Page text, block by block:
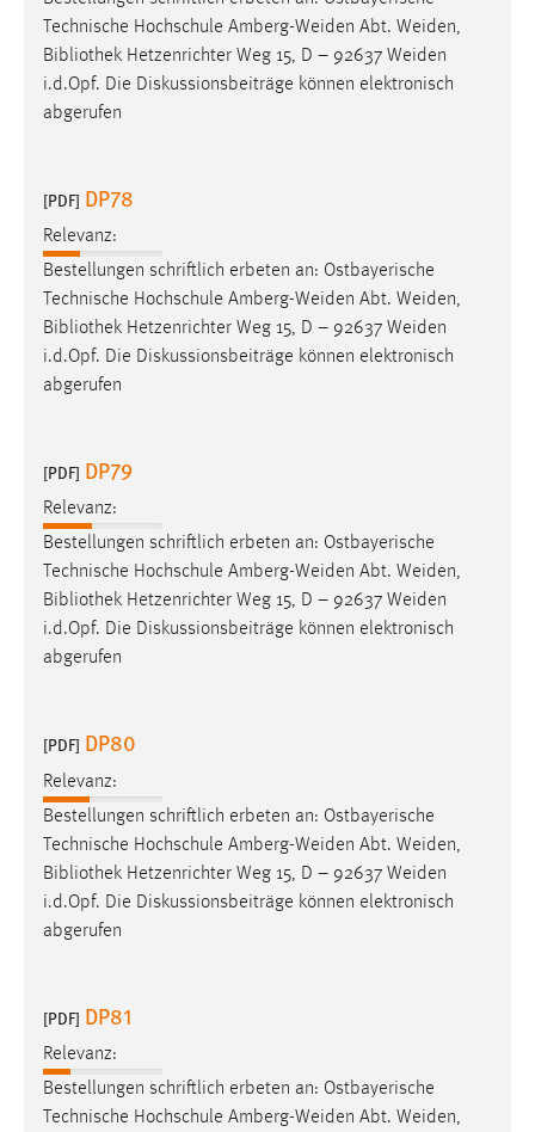
Technische Hochschule Amberg-Weiden Abt. Weiden,
Bibliothek Hetzenrichter Weg 15, D – 92637 Weiden
i.d.Opf. Die Diskussionsbeiträge können elektronisch
abgerufen
[PDF] DP78
Relevanz:
Bestellungen schriftlich erbeten an: Ostbayerische
Technische Hochschule Amberg-Weiden Abt. Weiden,
Bibliothek Hetzenrichter Weg 15, D – 92637 Weiden
i.d.Opf. Die Diskussionsbeiträge können elektronisch
abgerufen
[PDF] DP79
Relevanz:
Bestellungen schriftlich erbeten an: Ostbayerische
Technische Hochschule Amberg-Weiden Abt. Weiden,
Bibliothek Hetzenrichter Weg 15, D – 92637 Weiden
i.d.Opf. Die Diskussionsbeiträge können elektronisch
abgerufen
[PDF] DP80
Relevanz:
Bestellungen schriftlich erbeten an: Ostbayerische
Technische Hochschule Amberg-Weiden Abt. Weiden,
Bibliothek Hetzenrichter Weg 15, D – 92637 Weiden
i.d.Opf. Die Diskussionsbeiträge können elektronisch
abgerufen
[PDF] DP81
Relevanz:
Bestellungen schriftlich erbeten an: Ostbayerische
Technische Hochschule Amberg-Weiden Abt. Weiden,